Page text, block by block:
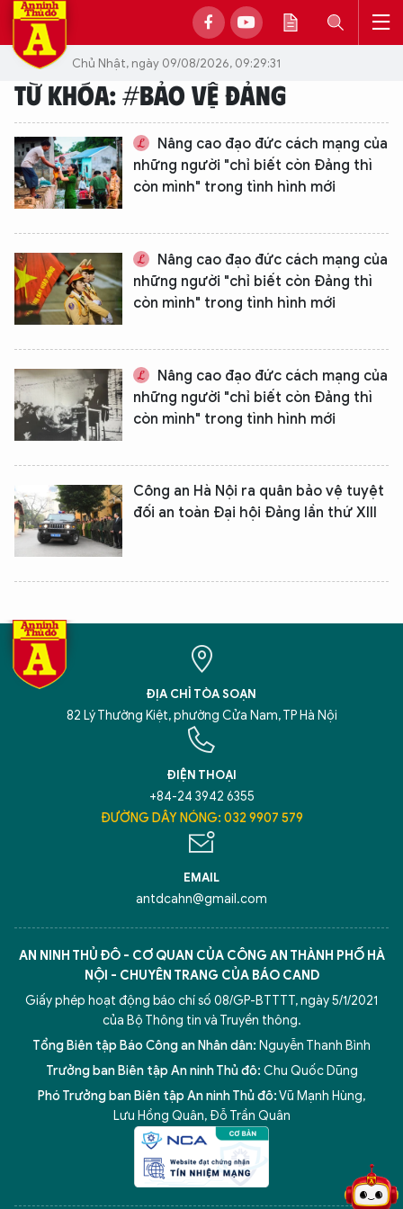
Chủ Nhật, ngày 09/08/2026, 09:29:31
TỪ KHÓA: #BẢO VỆ ĐẢNG
Nâng cao đạo đức cách mạng của
những người "chỉ biết còn Đảng thì
còn mình" trong tình hình mới
Nâng cao đạo đức cách mạng của
những người "chỉ biết còn Đảng thì
còn mình" trong tình hình mới
Nâng cao đạo đức cách mạng của
những người "chỉ biết còn Đảng thì
còn mình" trong tình hình mới
Công an Hà Nội ra quân bảo vệ tuyệt
đối an toàn Đại hội Đảng lần thứ XIII
ĐỊA CHỈ TÒA SOẠN
82 Lý Thường Kiệt, phường Cửa Nam, TP Hà Nội
ĐIỆN THOẠI
+84-24 3942 6355
ĐƯỜNG DÂY NÓNG: 032 9907 579
EMAIL
antdcahn@gmail.com
AN NINH THỦ ĐÔ - CƠ QUAN CỦA CÔNG AN THÀNH PHỐ HÀ
NỘI - CHUYÊN TRANG CỦA BÁO CAND
Giấy phép hoạt động báo chí số 08/GP-BTTTT, ngày 5/1/2021
của Bộ Thông tin và Truyền thông.
Tổng Biên tập Báo Công an Nhân dân: Nguyễn Thanh Bình
Trưởng ban Biên tập An ninh Thủ đô: Chu Quốc Dũng
Phó Trưởng ban Biên tập An ninh Thủ đô:Vũ Mạnh Hùng,
Lưu Hồng Quân, Đỗ Trần Quân
XIN CHÀO,
TÔI LÀ CHATBOT CỦA
An Ninh Thủ Đô nhé. Tôi sẵn sàng hỗ trợ!
5 điểm nghẽn của Hà Nội giải pháp xử lý điểm nghẽn của